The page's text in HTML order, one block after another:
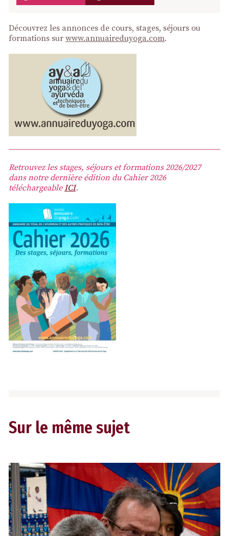
Découvrez les annonces de cours, stages, séjours ou
formations sur www.annuaireduyoga.com.
Retrouvez les stages, séjours et formations 2026/2027
dans notre dernière édition du Cahier 2026
téléchargeableICI.
Sur le même sujet